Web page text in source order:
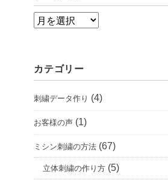
ア
イ
ブ
カテゴリー
刺繍データ作り (4)
お客様の声 (1)
ミシン刺繍の方法 (67)
立体刺繍の作り方 (5)